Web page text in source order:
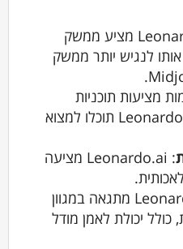
: Leonardo.ai מציע ממשק
לנגיש יותר ממשק
מציעות תוכניות
בתשלום, אך רק ב-Leonardo.ai תוכלו למצוא
: Leonardo.ai מציעה
: Leonardo.ai מתגאה במגוון
כולל יכולת לאמן מודל